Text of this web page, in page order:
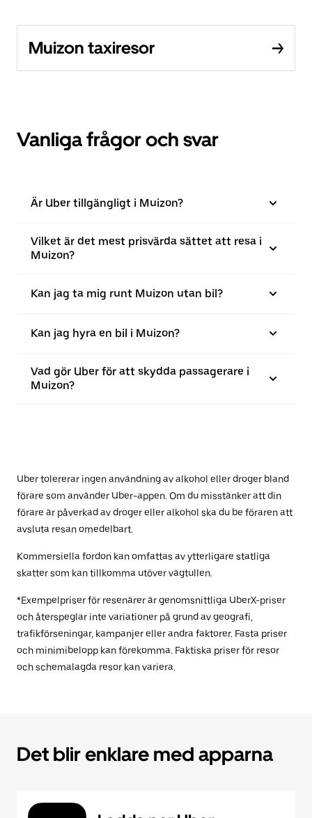
Muizon taxiresor
Vanliga frågor och svar
Är Uber tillgängligt i Muizon?
Vilket är det mest prisvärda sättet att resa i
Muizon?
Kan jag ta mig runt Muizon utan bil?
Kan jag hyra en bil i Muizon?
Vad gör Uber för att skydda passagerare i
Muizon?
Uber tolererar ingen användning av alkohol eller droger bland
förare som använder Uber-appen. Om du misstänker att din
förare är påverkad av droger eller alkohol ska du be föraren att
avsluta resan omedelbart.
Kommersiella fordon kan omfattas av ytterligare statliga
skatter som kan tillkomma utöver vägtullen.
*Exempelpriser för resenärer är genomsnittliga UberX-priser
och återspeglar inte variationer på grund av geografi,
trafikförseningar, kampanjer eller andra faktorer. Fasta priser
och minimibelopp kan förekomma. Faktiska priser för resor
och schemalagda resor kan variera.
Det blir enklare med apparna